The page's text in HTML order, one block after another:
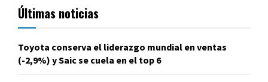
Últimas noticias
Toyota conserva el liderazgo mundial en ventas
(-2,9%) y Saic se cuela en el top 6